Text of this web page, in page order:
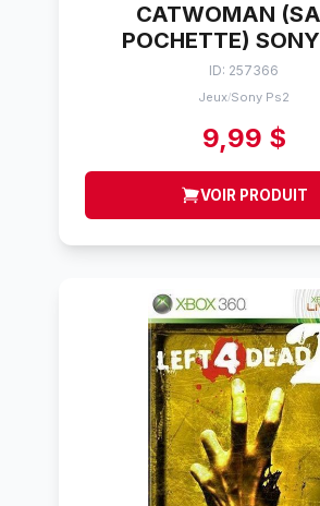
CATWOMAN
POCHETTE)
ID: 257366
Jeux/Sony Ps2
9,99 $
VOIR PRODUIT